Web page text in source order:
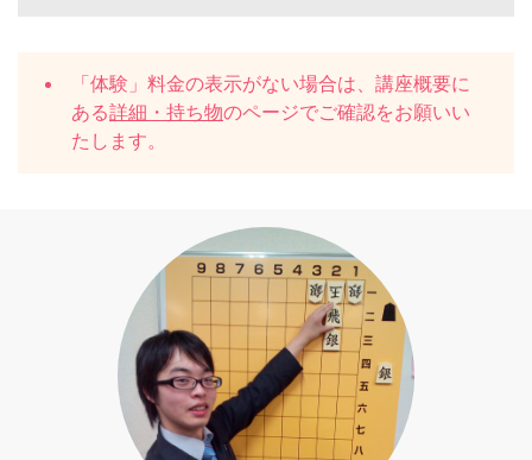
「体験」料金の表示がない場合は、講座概要に
ある詳細・持ち物のページでご確認をお願いい
たします。